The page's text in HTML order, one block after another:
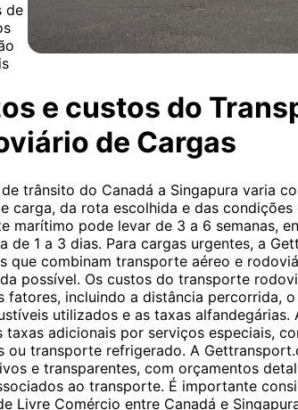
de
e custos do
de Cargas
trânsito do Canadá a Singapura varia
carga, da rota escolhida e das condições
marítimo pode levar de 3 a 6 semanas,
de 1 a 3 dias. Para cargas urgentes, a
que combinam transporte aéreo e
possível. Os custos do transporte
fatores, incluindo a distância percorrida,
utilizados e as taxas alfandegárias.
taxas adicionais por serviços especiais,
ou transporte refrigerado. A
e transparentes, com orçamentos
ao transporte. É importante
Livre Comércio entre Canadá e